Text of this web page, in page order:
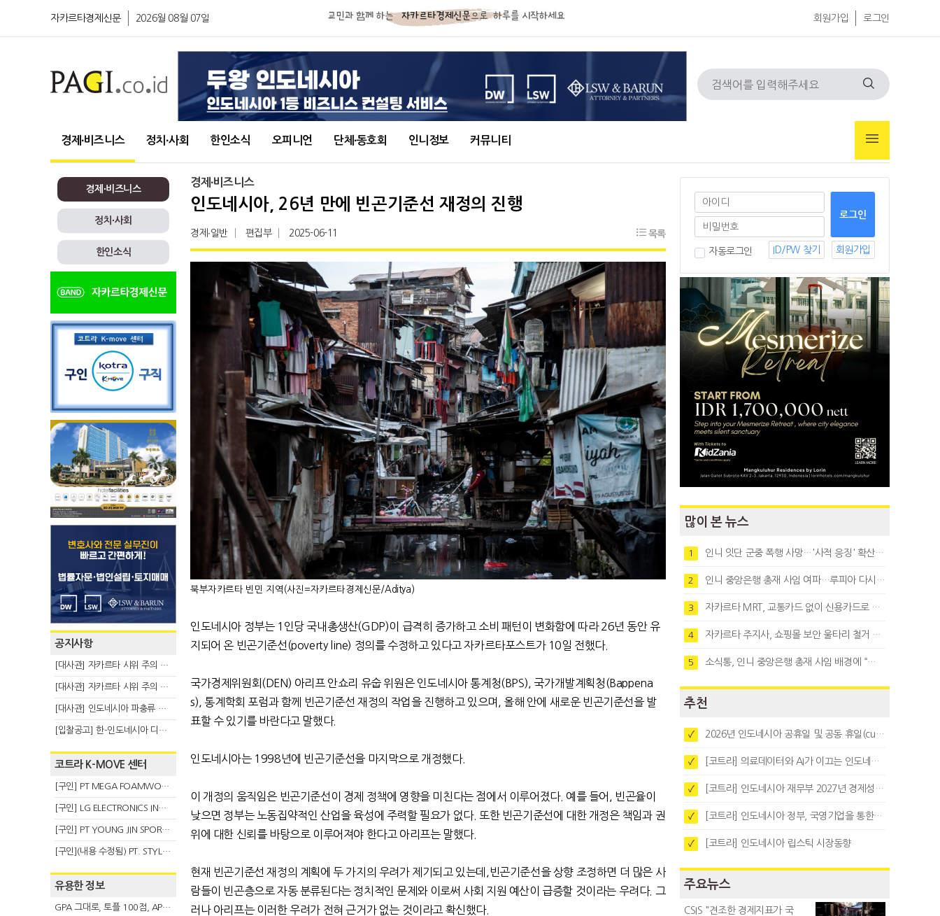
자카르타경제신문 2026월 08월 07일 회원가입 로그인
경제∙비즈니스 정치∙사회 한인소식 오피니언 단체∙동호회 인니정보 커뮤니티
경제∙비즈니스
정치∙사회
한인소식
공지사항
[대사관] 자카르타 시위 주의 안내(8.6)
[대사관] 자카르타 시위 주의 안내(8.3)
[대사관] 인도네시아 파충류 불법 반출 주의 (7.29)
[입찰공고] 한-인도네시아 디지털융복합 탈 전시회
코트라 K-MOVE 센터
[구인] PT MEGA FOAMWORKS INDONESIA
[구인] LG ELECTRONICS INDONESIA
[구인] PT YOUNG JIN SPORT INDONESIA
[구인](내용 수정됨) PT. STYLE KOREAN INDONESIA (스타일 코리안 인도네시아)
유용한 정보
GPA 그대로, 토플 100점, AP 막막 — 원인은 하나입니다
경제∙비즈니스
인도네시아, 26년 만에 빈곤기준선 재정의 진행
경제∙일반 편집부 2025-06-11 목록
북부자카르타 빈민 지역(사진=자카르타경제신문/Aditya)
인도네시아 정부는1 인당 국내총생산(GDP)이 급격히 증가하고 소비 패턴이 변화함에 따라26년 동안 유
지되어 온 빈곤기준선(poverty line) 정의를 수정하고 있다고 자카르타포스트가10일 전했다.
국가경제위원회 (DEN) 아리프 안쇼리 유숩 위원은 인도네시아 통계청(BPS), 국가개발계획청(Bappena
s), 통계학회 포럼과 함께 빈곤기준선 재정의 작업을 진행하고 있으며
올해 안에 새로운 빈곤기준선을 발
표할 수 있기를 바란다고 말했다.
인도네시아는1998년에 빈곤기준선을 마지막으로 개정했다.
이 개정의 움직임은 빈곤기준선이 경제 정책에 영향을 미친다는 점에서 이루어졌다. 예를 들어
빈곤율이
낮으면 정부는 노동집약적인 산업을 육성에 주력할 필요가 없다. 또한 빈곤기준선에 대한 개정은 책임과 권
위에 대한 신뢰를 바탕으로 이루어져야 한다고 아리프는 말했다.
현재 빈곤기준선 재정의 계획에 두 가지의 우려가 제기되고 있는데
빈곤기준선을 상향 조정하면 더 많은 사
람들이 빈곤층으로 자동 분류된다는 정치적인 문제와 이로써 사회 지원 예산이 급증할 것이라는 우려다.
그
러나 아리프는 이러한 우려가 전혀 근거가 없는 것이라고 확신했다.
자동로그인 ID/PW 찾기 회원가입
많이 본 뉴스
1 인니 잇단 군중 폭행 사망…'사적 응징' 확산에 법치 우려
2 인니 중앙은행 총재 사임 여파…루피아 다시 1만8천대로 약세
3 자카르타 MRT, 교통카드 없이 신용카드로 바로 탄다
4 자카르타 주지사, 쇼핑몰 보안 울타리 철거 요청…"치안 문제없다"
5 소식통, 인니 중앙은행 총재 사임 배경에 “정부와 정책 갈등"
추천
✓ 2026년 인도네시아 공휴일 및 공동 휴일(cuti bersama)
✓ [코트라] 의료데이터와 AI가 이끄는 인도네시아 디지털 헬스케어 시장 트렌드
✓ [코트라] 인도네시아 재무부 2027년 경제성장 전망 및 목표 발표
✓ [코트라] 인도네시아 정부, 국영기업을 통한 석탄·팜유·합금철 수출 중앙집중화 추진
✓ [코트라] 인도네시아 립스틱 시장동향
주요뉴스
CSIS "견조한 경제지표가 국